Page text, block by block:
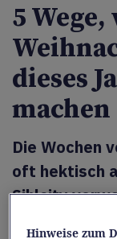
5 Wege,
dieses
machen
Die Wochen
oft hektisch
Sihlcity
Hinweise zum